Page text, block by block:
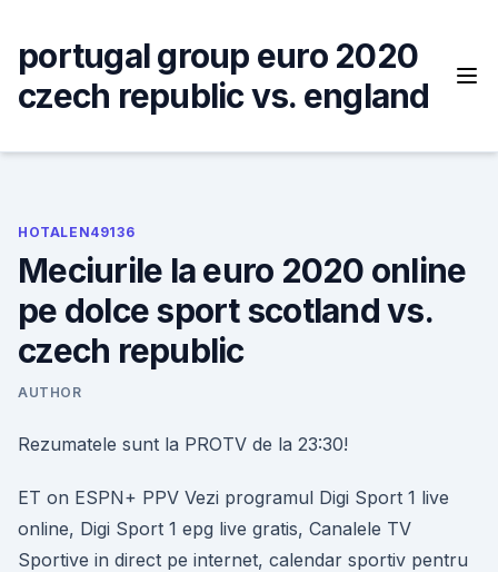
content
portugal group euro 2020
czech republic vs. england
HOTALEN49136
Meciurile la euro 2020 online
pe dolce sport scotland vs.
czech republic
AUTHOR
Rezumatele sunt la PROTV de la 23:30!
ET on ESPN+ PPV Vezi programul Digi Sport 1 live
online, Digi Sport 1 epg live gratis, Canalele TV
Sportive in direct pe internet, calendar sportiv pentru